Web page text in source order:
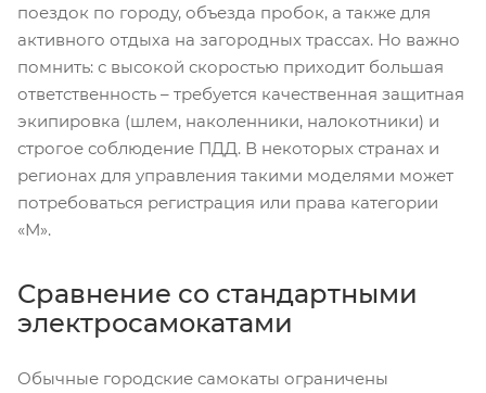
поездок по городу, объезда пробок, а также для
активного отдыха на загородных трассах. Но важно
помнить: с высокой скоростью приходит большая
ответственность – требуется качественная защитная
экипировка (шлем, наколенники, налокотники) и
строгое соблюдение ПДД. В некоторых странах и
регионах для управления такими моделями может
потребоваться регистрация или права категории
«М».
Сравнение со стандартными
электросамокатами
Обычные городские самокаты ограничены